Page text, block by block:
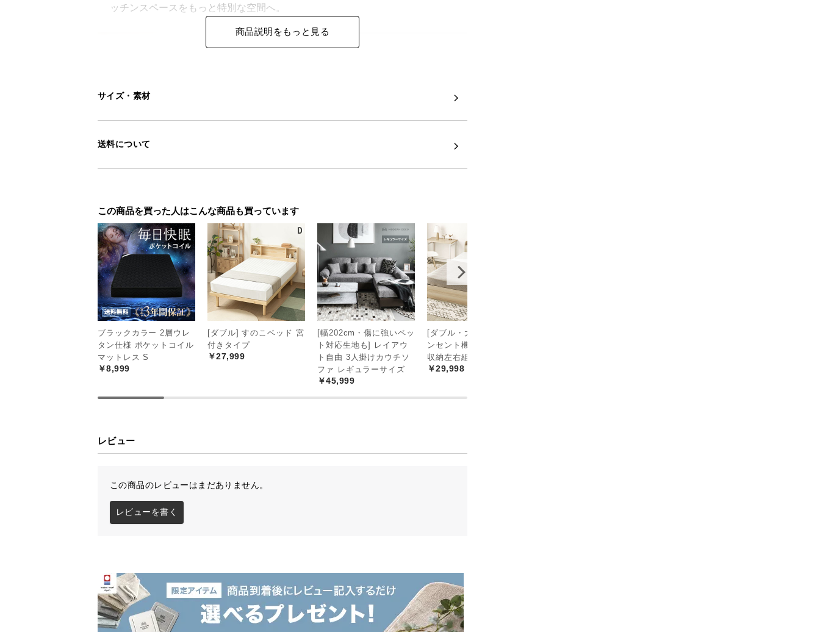
ッチンスペースをもっと特別な空間へ。
たっぷり収まるキッチンボード
日常使いの食器類からキッチン家電まで、スッキリと収納できるキッチンボー
ド。ワイドな収納力で理想の空間づくりに役立ちます。
商品説明をもっと見る
サイズ・素材
送料について
この商品を買った人はこんな商品も買っています
ブラックカラー 2層ウレ
タン仕様 ポケットコイル
マットレス S
￥8,999
[ダブル] すのこベッド 宮
付きタイプ
￥27,999
[幅202cm・傷に強いペッ
ト対応生地も] レイアウ
ト自由 3人掛けカウチソ
ファ レギュラーサイズ
￥45,999
[ダブル・大容量収納] コ
ンセント機能付きベッド
収納左右組み換え可能
￥29,998
レビュー
この商品のレビューはまだありません。
レビューを書く